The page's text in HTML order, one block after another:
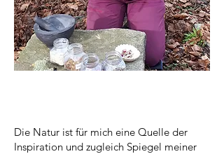
Die Natur ist für mich eine Quelle der
Inspiration und zugleich Spiegel meiner